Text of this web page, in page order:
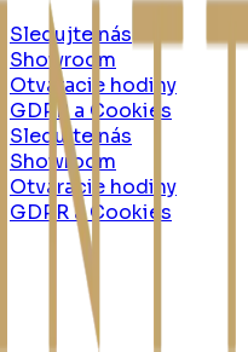
Sledujte nás
Showroom
Otváracie hodiny
GDPR a Cookies
Sledujte nás
Showroom
Otváracie hodiny
GDPR a Cookies